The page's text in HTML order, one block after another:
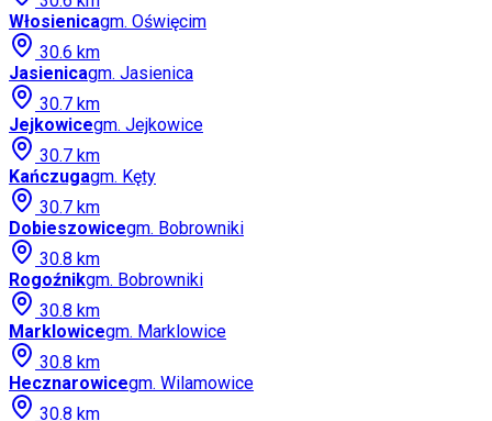
Włosienicagm. Oświęcim
30.6 km
Jasienicagm. Jasienica
30.7 km
Jejkowicegm. Jejkowice
30.7 km
Kańczugagm. Kęty
30.7 km
Dobieszowicegm. Bobrowniki
30.8 km
Rogoźnikgm. Bobrowniki
30.8 km
Marklowicegm. Marklowice
30.8 km
Hecznarowicegm. Wilamowice
30.8 km